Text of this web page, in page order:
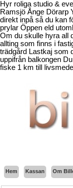
Hyr roliga studio &
Ramsjö Ånge Dörarp
direkt inpå så du kan
prylar Öppen eld
Om du skulle hyra all
allting som finns i
trädgård Lastkaj som
uppifrån balkongen
fiske 1 km till
Hem Kassan Om